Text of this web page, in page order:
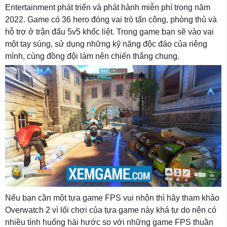
Entertainment phát triển và phát hành miễn phí trong năm
2022. Game có 36 hero đóng vai trò tấn công, phòng thủ và
hỗ trợ ở trận đấu 5v5 khốc liệt. Trong game bạn sẽ vào vai
một tay súng, sử dụng những kỹ năng độc đáo của riêng
mình, cùng đồng đội làm nên chiến thắng chung.
Nếu bạn cần một tựa game FPS vui nhộn thì hãy tham khảo
Overwatch 2 vì lối chơi của tựa game này khá tự do nên có
nhiều tình huống hài hước so với những game FPS thuần